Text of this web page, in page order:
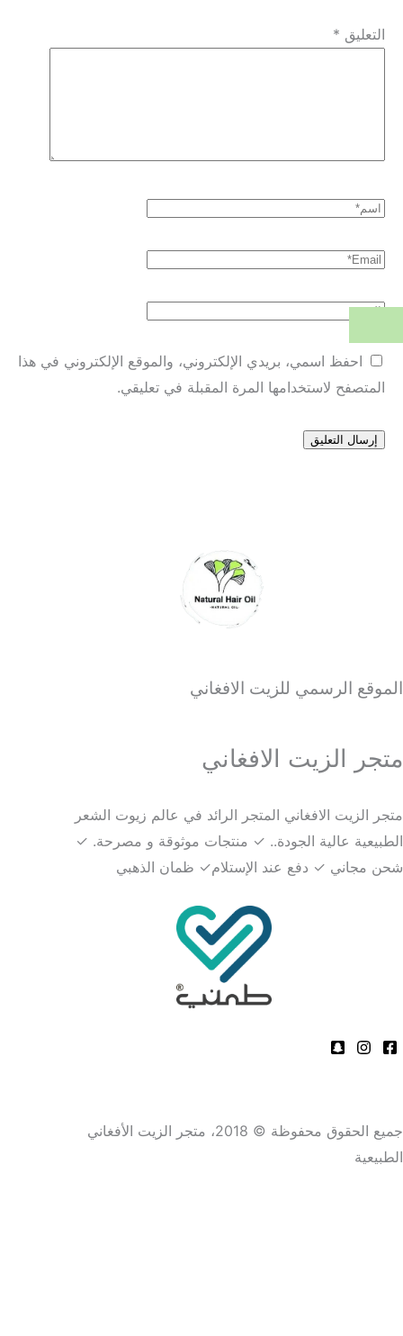
التعليق *
احفظ اسمي، بريدي الإلكتروني، والموقع الإلكتروني في هذا
المتصفح لاستخدامها المرة المقبلة في تعليقي.
الموقع الرسمي للزيت الافغاني
متجر الزيت الافغاني
متجر الزيت الافغاني المتجر الرائد في عالم زيوت الشعر
الطبيعية عالية الجودة.. ✓ منتجات موثوقة و مصرحة. ✓
شحن مجاني ✓ دفع عند الإستلام✓ ظمان الذهبي​
جميع الحقوق محفوظة © 2018، متجر الزيت الأفغاني
الطبيعية